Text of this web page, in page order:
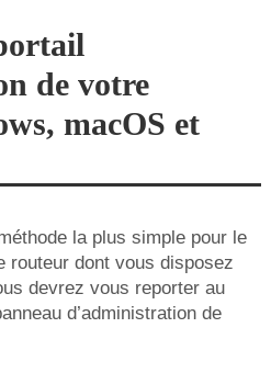
de votre
macOS et
la plus simple pour le
routeur dont vous disposez
devrez vous reporter au
d’administration de